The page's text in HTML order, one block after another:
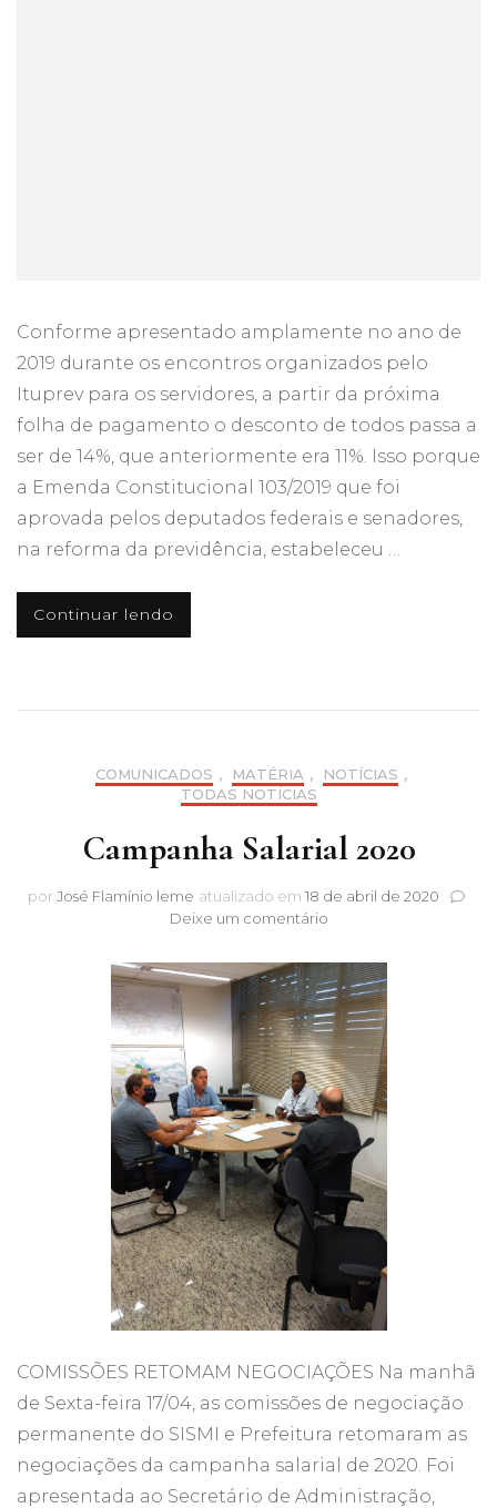
Conforme apresentado amplamente no ano de
2019 durante os encontros organizados pelo
Ituprev para os servidores, a partir da próxima
folha de pagamento o desconto de todos passa a
ser de 14%, que anteriormente era 11%. Isso porque
a Emenda Constitucional 103/2019 que foi
aprovada pelos deputados federais e senadores,
na reforma da previdência, estabeleceu …
Continuar lendo
COMUNICADOS , MATÉRIA , NOTÍCIAS ,
TODAS NOTÍCIAS
Campanha Salarial 2020
por José Flamínio leme atualizado em 18 de abril de 2020
Deixe um comentárioem
Salarial
2020
COMISSÕES RETOMAM NEGOCIAÇÕES Na manhã
de Sexta-feira 17/04, as comissões de negociação
permanente do SISMI e Prefeitura retomaram as
negociações da campanha salarial de 2020. Foi
apresentada ao Secretário de Administração,